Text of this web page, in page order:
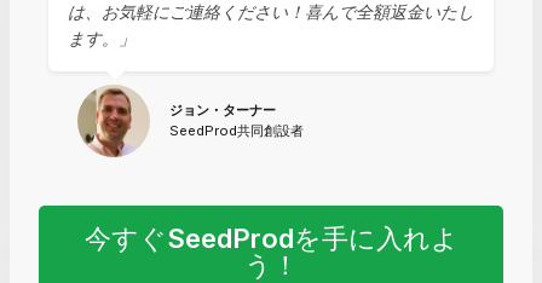
は、お気軽にご連絡ください！喜んで全額返金いたし
ます。」
ジョン・ターナー
SeedProd共同創設者
今すぐSeedProdを手に入れよ
う！